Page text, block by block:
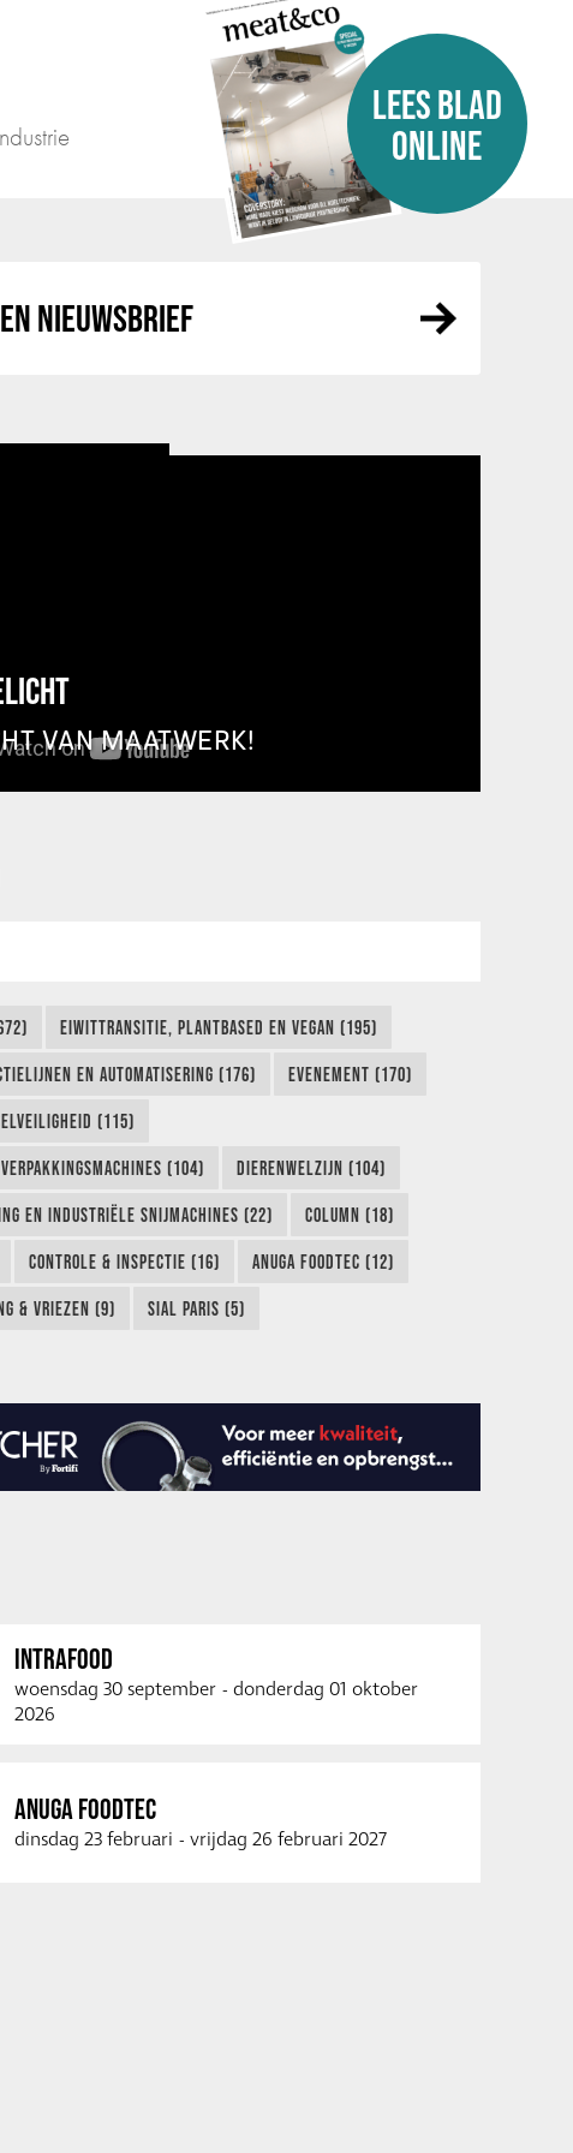
LEES BLAD
ONLINE
NIEUWSBRIEF
VAN MAATWERK!
EIWITTRANSITIE, PLANTBASED EN VEGAN (195)
EN AUTOMATISERING (176) EVENEMENT (170)
(115)
(104) DIERENWELZIJN (104)
EN INDUSTRIËLE SNIJMACHINES (22) COLUMN (18)
CONTROLE & INSPECTIE (16) ANUGA FOODTEC (12)
& VRIEZEN (9) SIAL PARIS (5)
INTRAFOOD
woensdag 30 september - donderdag 01 oktober
2026
ANUGA FOODTEC
dinsdag 23 februari - vrijdag 26 februari 2027